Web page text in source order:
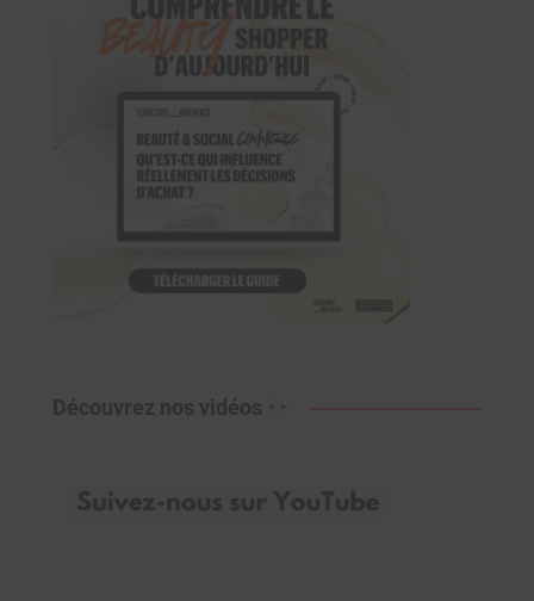
Découvrez nos vidéos